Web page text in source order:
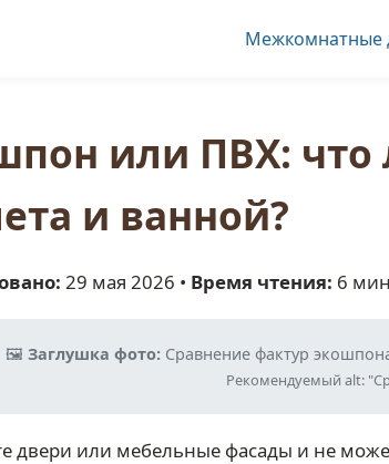
Межкомнатные
или ПВХ: что
и ванной?
29 мая 2026 • Время чтения: 6
🖼️ Заглушка фото: Сравнение фактур
Рекомендуемый alt:
двери или мебельные фасады и не